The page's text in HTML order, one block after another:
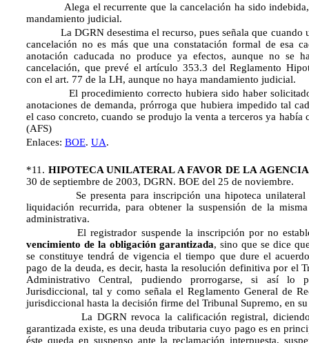
Alega el recurrente que la cancelación ha sido indebida,
mandamiento judicial.
La DGRN desestima el recurso, pues señala que cuando
cancelación no es más que una constatación formal de esa
anotación caducada no produce ya efectos, aunque no se
cancelación, que prevé el artículo 353.3 del Reglamento
con el art. 77 de la LH, aunque no haya mandamiento judicial.
El procedimiento correcto hubiera sido haber solicitado
anotaciones de demanda, prórroga que hubiera impedido tal
el caso concreto, cuando se produjo la venta a terceros ya había
(AFS)
Enlaces: BOE. UA.
*11. HIPOTECA UNILATERAL A FAVOR DE LA
30 de septiembre de 2003, DGRN. BOE del 25 de noviembre.
Se presenta para inscripción una hipoteca unilateral
liquidación recurrida, para obtener la suspensión de la
administrativa.
El registrador suspende la inscripción por no
vencimiento de la obligación garantizada, sino que se dice
se constituye tendrá de vigencia el tiempo que dure el
pago de la deuda, es decir, hasta laresolución definitiva por el
Administrativo Central, pudiendo prorrogarse, si así lo
Jurisdiccional, tal y como señala el Reglamento General de
jurisdiccional hasta la decisión firme del Tribunal Supremo, en su
La DGRN revoca la calificación registral, diciendo
garantizada existe, es una deuda tributaria cuyo pago es en
éste queda en suspenso ante la reclamación interpuesta,